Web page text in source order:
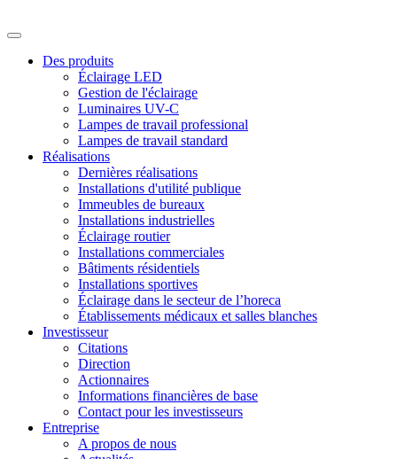
Des produits
Éclairage LED
Gestion de l'éclairage
Luminaires UV-C
Lampes de travail professional
Lampes de travail standard
Réalisations
Dernières réalisations
Installations d'utilité publique
Immeubles de bureaux
Installations industrielles
Éclairage routier
Installations commerciales
Bâtiments résidentiels
Installations sportives
Éclairage dans le secteur de l’horeca
Établissements médicaux et salles blanches
Investisseur
Citations
Direction
Actionnaires
Informations financières de base
Contact pour les investisseurs
Entreprise
A propos de nous